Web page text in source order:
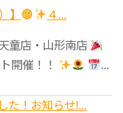
】 ４...
童店・山形南店
開催！！
...
た！お知らせ!...